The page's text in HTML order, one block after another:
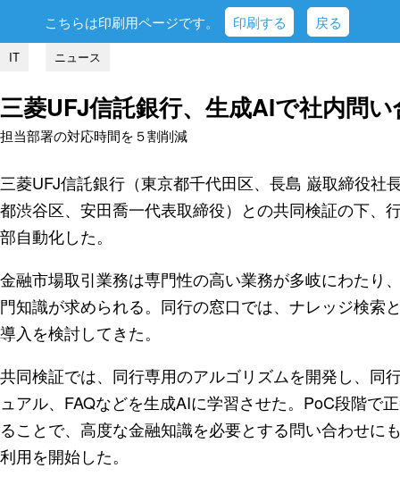
こちらは印刷用ページです。 印刷する 戻る
IT ニュース
三菱UFJ信託銀行、生成AIで社内問
担当部署の対応時間を５割削減
三菱UFJ信託銀行（東京都千代田区、長島 巌取締役社
都渋谷区、安田喬一代表取締役）との共同検証の下、
部自動化した。
金融市場取引業務は専門性の高い業務が多岐にわたり
門知識が求められる。同行の窓口では、ナレッジ検索
導入を検討してきた。
共同検証では、同行専用のアルゴリズムを開発し、同
ュアル、FAQなどを生成AIに学習させた。PoC段階で
ることで、高度な金融知識を必要とする問い合わせに
利用を開始した。